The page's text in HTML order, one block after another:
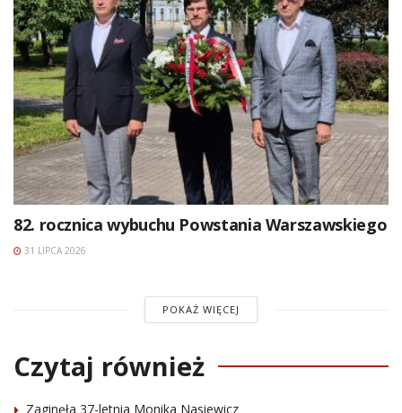
82. rocznica wybuchu Powstania Warszawskiego
31 LIPCA 2026
POKAŻ WIĘCEJ
Czytaj również
Zaginęła 37-letnia Monika Nasiewicz